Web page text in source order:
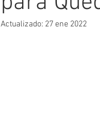
Actualizado: 27 ene 2022